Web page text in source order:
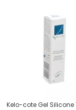
Kelo-cote Gel Silicone